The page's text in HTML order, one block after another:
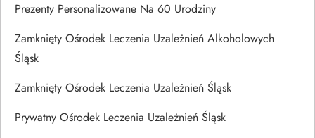
Prezenty Personalizowane Na 60 Urodziny
Zamknięty Ośrodek Leczenia Uzależnień Alkoholowych
Śląsk
Zamknięty Ośrodek Leczenia Uzależnień Śląsk
Prywatny Ośrodek Leczenia Uzależnień Śląsk